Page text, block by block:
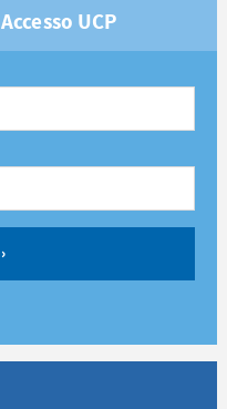
Accesso UCP